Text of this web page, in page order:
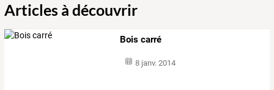
Articles à découvrir
Bois carré
8 janv. 2014